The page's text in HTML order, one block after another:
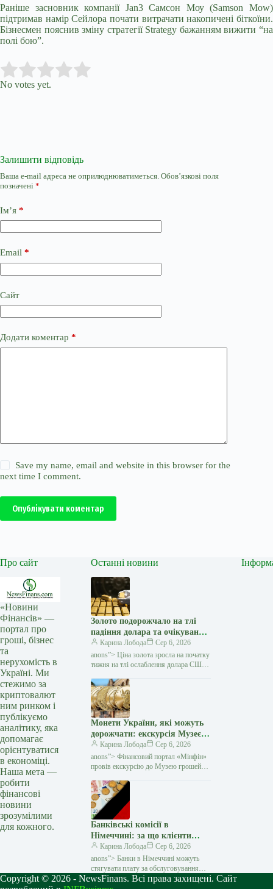
Раніше засновник компанії Jan3 Самсон Моу (Samson Mow)
підтримав намір Сейлора почати витрачати накопичені біткоїни.
Бізнесмен пояснив зміну стратегії Strategy бажанням вижити “на
полі бою”.
Rate this item:
No votes yet.
Залишити відповідь
Ваша e-mail адреса не оприлюднюватиметься. Обов’язкові поля
позначені *
Ім’я *
Email *
Сайт
Додати коментар *
Save my name, email and website in this browser for the
next time I comment.
Опублікувати коментар
Про сайт
«Новини
Фінансів» —
портал про
гроші, бізнес
та
нерухомість в
Україні. Ми
стежимо за
криптовалют
ним ринком і
публікуємо
аналітику, яка
допомагає
орієнтуватися
в економіці.
Наша мета —
робити
фінансові
новини
зрозумілими
для кожного.
Останні новини
Золото подорожчало на тлі
падіння долара та очікувань
переговорів США з Іраном —
Мінфін
Карина Лобода
Сер 6, 2026
anons”> Ціна золота зросла на початку
тижня на тлі ослаблення долара США
витка інфляції. Як повідомляє Reuters,
ринок…
Монети України, які можуть
дорожчати: екскурсія Музеєм
грошей НБУ (відео) — Мінфін
Карина Лобода
Сер 6, 2026
anons”> Фінансовий портал «Мінфін»
провів екскурсію до Музею грошей
відомим українським нумізматом
Андрієм
Банківські комісії в
Німеччині: за що клієнти
переплачують і як цього
уникнути — Мінфін
Карина Лобода
Сер 6, 2026
anons”> Банки в Німеччині можуть
стягувати плату за обслуговування
рахунків, перекази та інші послуги, але
Copyright © 2026 - NewsFinans. Всі права захищені. Сайт